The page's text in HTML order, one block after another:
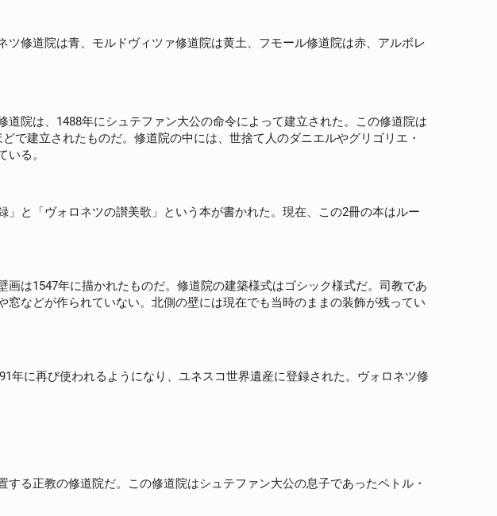
修道院は青、モルドヴィツァ修道院は黄土、フモール修道院は赤、アルボレ
院は、1488年にシュテファン大公の命令によって建立された。この修道院は
で建立されたものだ。修道院の中には、世捨て人のダニエルやグリゴリエ・
る。
と「ヴォロネツの讃美歌」という本が書かれた。現在、この2冊の本はルー
は1547年に描かれたものだ。修道院の建築様式はゴシック様式だ。司教であ
などが作られていない。北側の壁には現在でも当時のままの装飾が残ってい
年に再び使われるようになり、ユネスコ世界遺産に登録された。ヴォロネツ修
る正教の修道院だ。この修道院はシュテファン大公の息子であったペトル・